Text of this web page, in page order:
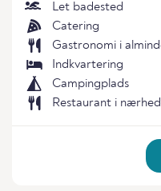
Let badested
Catering
Gastronomi i
Indkvartering
Campingplads
Restaurant i